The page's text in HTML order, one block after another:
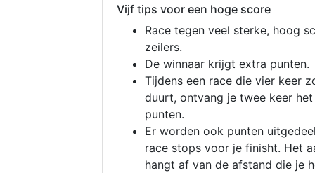
Vijf tips voor een hoge score
Race tegen veel sterke, hoog
zeilers.
De winnaar krijgt extra punten.
Tijdens een race die vier keer
duurt, ontvang je twee keer
punten.
Er worden ook punten
race stops voor je finisht. Het
hangt af van de afstand die je